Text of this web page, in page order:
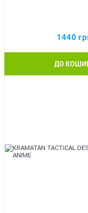
1440
ДО